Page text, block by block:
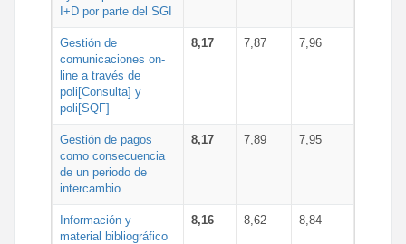
I+D por parte del SGI
Gestión de
comunicaciones on-
line a través de
poli[Consulta] y
poli[SQF]
8,17 7,87 7,96
Gestión de pagos
como consecuencia
de un periodo de
intercambio
8,17 7,89 7,95
Información y
material bibliográfico
8,16 8,62 8,84